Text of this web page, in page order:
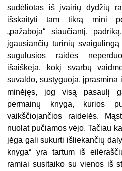
sudėliotas iš įvairių dydžių
išskaityti tam tikrą mini
„pažaboja“ siaučiantį,
įgausiančių turinių
sugulusios raidės
išaiškėja, kokį svarbų
suvaldo, sustyguoja, įprasmina
minėjęs, jog visą pasaulį
permainų knyga, kurios
vaikščiojančios raidelės.
nuolat pučiamos vėjo. Tačiau
jėga gali sukurti išliekančių
knyga“ yra tartum iš
ramiai susitaiko su vienos iš